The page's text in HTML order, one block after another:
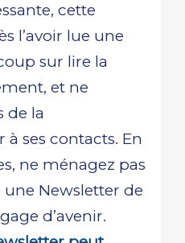
cette
l’avoir lue une
sur lire la
et ne
de la
ses contacts. En
ne ménagez pas
une Newsletter de
d’avenir.